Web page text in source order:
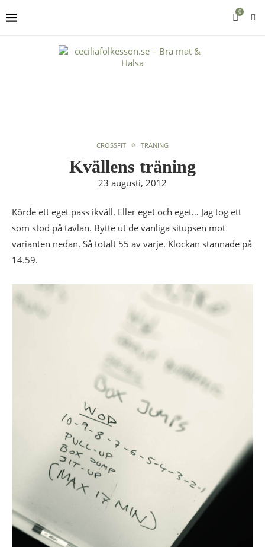
0
CROSSFIT TRÄNING
Kvällens träning
23 augusti, 2012
Körde ett eget pass ikväll. Eller eget och eget… Jag tog ett
som stod på tavlan. Bytte ut de vanliga situpsen mot
varianten nedan. Så totalt 55 av varje. Klockan stannade på
14.59.